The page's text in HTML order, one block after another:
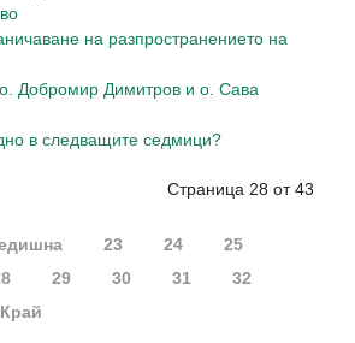
на разпространението на
Добромир Димитров и о. Сава
в следващите седмици?
Страница 28 от 43
23 24
25
29 30 31
32
Край